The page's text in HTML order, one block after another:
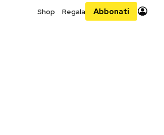
Shop Regala Abbonati